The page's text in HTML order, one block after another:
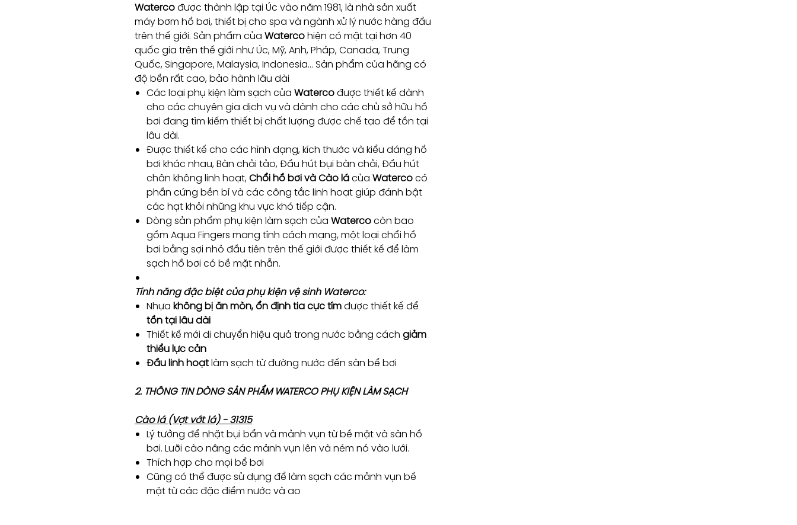
Watercođược thành lập tại Úc vào năm 1981, là nhà sản xuất
máy bơm hồ bơi, thiết bị cho spa và ngành xử lý nước hàng đầu
trên thế giới. Sản phẩm của Watercohiện có mặt tại hơn 40
quốc gia trên thế giới như Úc, Mỹ, Anh, Pháp, Canada, Trung
Quốc, Singapore, Malaysia, Indonesia… Sản phẩm của hãng có
độ bền rất cao, bảo hành lâu dài
Các loại phụ kiện làm sạch của Watercođược thiết kế dành
cho các chuyên gia dịch vụ và dành cho các chủ sở hữu hồ
bơi đang tìm kiếm thiết bị chất lượng được chế tạo để tồn tại
lâu dài.
Được thiết kế cho các hình dạng, kích thước và kiểu dáng hồ
bơi khác nhau, Bàn chải tảo, Đầu hút bụi bàn chải, Đầu hút
chân không linh hoạt,Chổi hồ bơi và Cào lácủa Watercocó
phần cứng bền bỉ và các công tắc linh hoạt giúp đánh bật
các hạt khỏi những khu vực khó tiếp cận.
Dòng sản phẩm phụ kiện làm sạch của Watercocòn bao
gồm Aqua Fingers mang tính cách mạng, một loại chổi hồ
bơi bằng sợi nhỏ đầu tiên trên thế giới được thiết kế để làm
sạch hồ bơi có bề mặt nhẵn.
Tính năng đặc biệt của phụ kiện vệ sinh Waterco:
Nhựa không bị ăn mòn, ổn định tia cực tímđược thiết kế để
tồn tại lâu dài
Thiết kế mới di chuyển hiệu quả trong nước bằng cách giảm
thiểu lực cản
Đầu linh hoạtlàm sạch từ đường nước đến sàn bể bơi
2. THÔNG TIN DÒNG SẢN PHẨM WATERCO PHỤ KIỆN LÀM SẠCH
Cào lá (Vợt vớt lá) - 31315
Lý tưởng để nhặt bụi bẩn và mảnh vụn từ bề mặt và sàn hồ
bơi. Lưỡi cào nâng các mảnh vụn lên và ném nó vào lưới.
Thích hợp cho mọi bể bơi
Cũng có thể được sử dụng để làm sạch các mảnh vụn bề
mặt từ các đặc điểm nước và ao